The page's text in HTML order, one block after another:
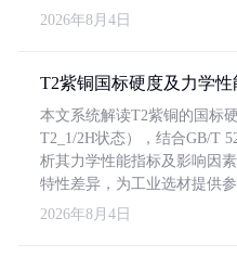
2026年8月4日
T2紫铜国标硬度及力学性
本文系统解读T2紫铜的国标
T2_1/2H状态），结合GB/T
析其力学性能指标及影响因
特性差异，为工业选材提供参
2026年8月4日